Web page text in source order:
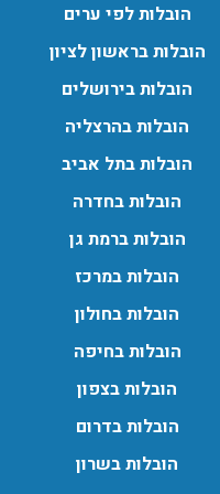
10:42
חנה ואפשרות הובלת
הובלות לפי ערים
הובלות בראשון לציון
הובלות בירושלים
הובלות בהרצליה
הובלות בתל אביב
הובלות בחדרה
הובלות ברמת גן
הובלות במרכז
הובלות בחולון
הובלות בחיפה
הובלות בצפון
הובלות בדרום
הובלות בשרון